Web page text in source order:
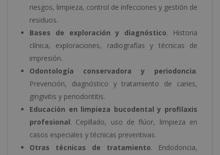
riesgos, limpieza, control de infecciones y gestión de
residuos.
Bases de exploración y diagnóstico. Historia
clínica, exploraciones, radiografías y técnicas de
impresión.
Odontología conservadora y periodoncia.
Prevención, diagnóstico y tratamiento de caries,
gingivitis y periodontitis.
Educación en limpieza bucodental y profilaxis
profesional. Cepillado, uso de flúor, limpieza en
casos especiales y técnicas preventivas.
Otras técnicas de tratamiento. Endodoncia,